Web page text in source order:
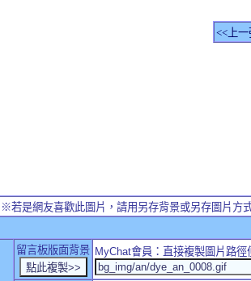
<<上一
※若是網友喜歡此圖片，請用另存背景或另存圖片方
留言板版面背景 MyChat會員：直接複製圖片路